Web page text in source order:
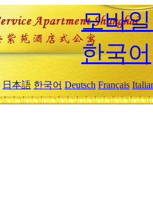
모바
한국어
日本語 한국어 Deutsch Français